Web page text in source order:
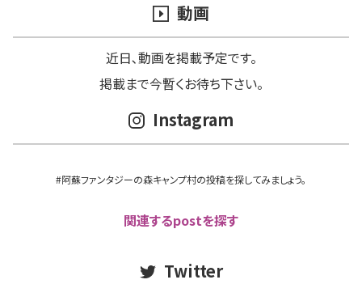
動画
近日､動画を掲載予定です。
掲載まで今暫くお待ち下さい。
Instagram
#阿蘇ファンタジーの森キャンプ村の投稿を探してみましょう。
関連するpostを探す
Twitter